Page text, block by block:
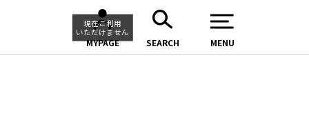
MYPAGE
現在ご利用
いただけません
SEARCH MENU